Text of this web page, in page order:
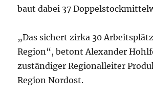
baut dabei 37
„Das sichert zirka 30
Region“, betont Alexander
zuständiger Regionalleiter
Region Nordost.